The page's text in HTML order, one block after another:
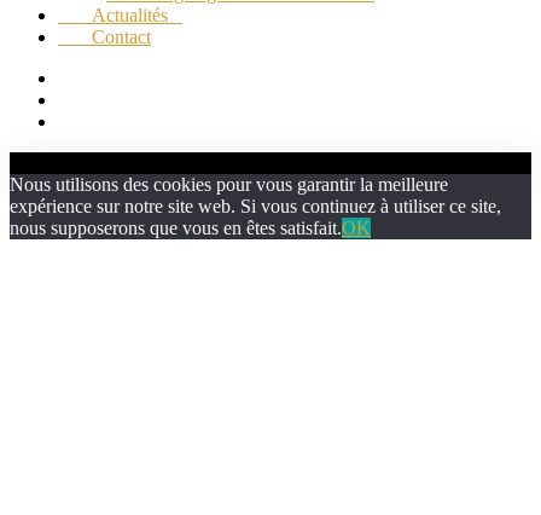
Actualités
Contact
Nous utilisons des cookies pour vous garantir la meilleure
expérience sur notre site web. Si vous continuez à utiliser ce site,
nous supposerons que vous en êtes satisfait.OK